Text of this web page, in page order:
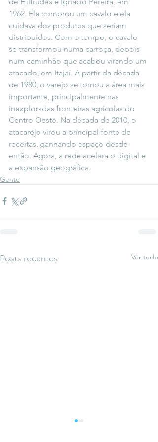
1962. Ele comprou um cavalo e ela
cuidava dos produtos que seriam
distribuídos. Com o tempo, o cavalo
se transformou numa carroça, depois
num caminhão que acabou virando um
atacado, em Itajaí. A partir da década
de 1980, o varejo se tornou a área mais
importante, principalmente nas
inexploradas fronteiras agrícolas do
Centro Oeste. Na década de 2010, o
atacarejo virou a principal fonte de
receitas, ganhando espaço desde
então. Agora, a rede acelera o digital e
a expansão geográfica.
Gente
Posts recentes Ver tudo